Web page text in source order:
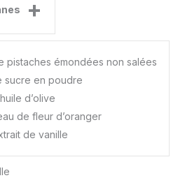
+
pistaches émondées non salées
sucre en poudre
d’olive
de fleur d’oranger
de vanille